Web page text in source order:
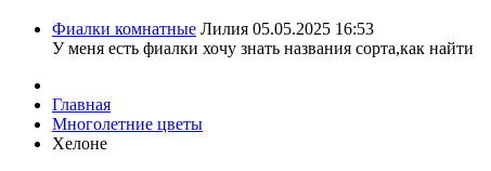
Фиалки комнатные Лилия 05.05.2025 16:53
У меня есть фиалки хочу знать названия сорта,как найти
Главная
Многолетние цветы
Хелоне